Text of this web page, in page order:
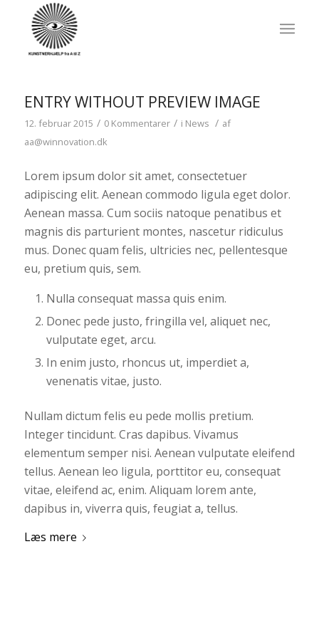
ENTRY WITHOUT PREVIEW IMAGE
12. februar 2015 / 0 Kommentarer / i News / af
aa@winnovation.dk
Lorem ipsum dolor sit amet, consectetuer
adipiscing elit. Aenean commodo ligula eget dolor.
Aenean massa. Cum sociis natoque penatibus et
magnis dis parturient montes, nascetur ridiculus
mus. Donec quam felis, ultricies nec, pellentesque
eu, pretium quis, sem.
Nulla consequat massa quis enim.
Donec pede justo, fringilla vel, aliquet nec,
vulputate eget, arcu.
In enim justo, rhoncus ut, imperdiet a,
venenatis vitae, justo.
Nullam dictum felis eu pede mollis pretium.
Integer tincidunt. Cras dapibus. Vivamus
elementum semper nisi. Aenean vulputate eleifend
tellus. Aenean leo ligula, porttitor eu, consequat
vitae, eleifend ac, enim. Aliquam lorem ante,
dapibus in, viverra quis, feugiat a, tellus.
Læs mere